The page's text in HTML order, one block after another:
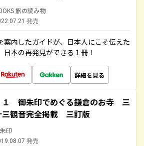
旅の読み物
発売
案内したガイドが、日本人にこそ伝えた
本の再発見ができる１冊！
詳細を見る
１ 御朱印でめぐる鎌倉のお寺 三
三観音完全掲載 三訂版
印
発売